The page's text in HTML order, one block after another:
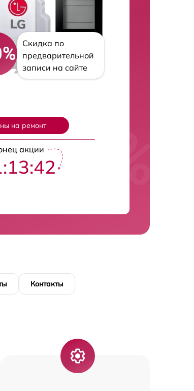
Скидка по
предварительной
записи на сайте
на ремонт
акции
Контакты